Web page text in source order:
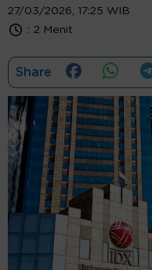
27/03/2026, 17:25 WIB
: 2 Menit
Share